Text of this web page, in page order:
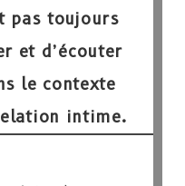
pas toujours
et d’écouter
le contexte
intime.